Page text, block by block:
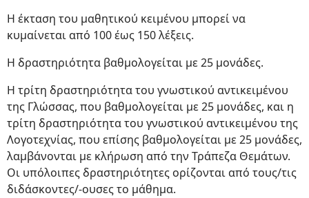
Η έκταση του μαθητικού κειμένου μπορεί να
κυμαίνεται από 100 έως 150 λέξεις.
Η δραστηριότητα βαθμολογείται με 25 μονάδες.
Η τρίτη δραστηριότητα του γνωστικού αντικειμένου
της Γλώσσας, που βαθμολογείται με 25 μονάδες, και η
τρίτη δραστηριότητα του γνωστικού αντικειμένου της
Λογοτεχνίας, που επίσης βαθμολογείται με 25 μονάδες,
λαμβάνονται με κλήρωση από την Τράπεζα Θεμάτων.
Οι υπόλοιπες δραστηριότητες ορίζονται από τους/τις
διδάσκοντες/-ουσες το μάθημα.